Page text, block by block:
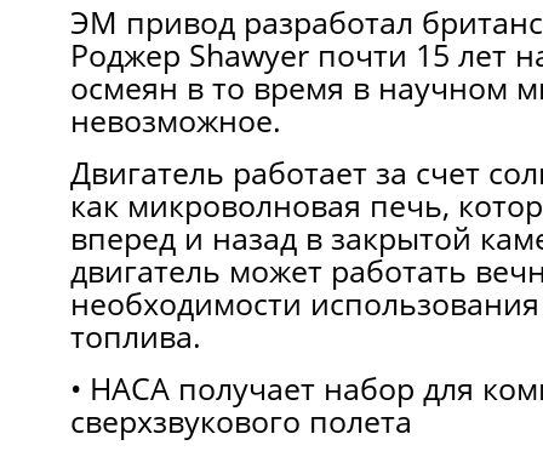
ЭМ привод разработал
Роджер Shawyer почти 15 лет
осмеян в то время в научном
невозможное.
Двигатель работает за счет
как микроволновая печь,
вперед и назад в закрытой
двигатель может работать
необходимости
топлива.
• НАСА получает набор для
сверхзвукового полета